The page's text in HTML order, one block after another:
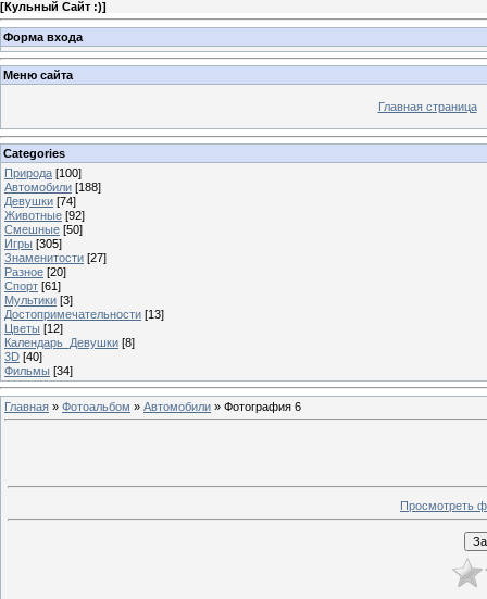
[Кульный Сайт :)]
Форма входа
Меню сайта
Главная страница
Categories
Природа [100]
Автомобили [188]
Девушки [74]
Животные [92]
Смешные [50]
Игры [305]
Знаменитости [27]
Разное [20]
Спорт [61]
Мультики [3]
Достопримечательности [13]
Цветы [12]
Календарь_Девушки [8]
3D [40]
Фильмы [34]
Главная » Фотоальбом » Автомобили » Фотография 6
Просмотреть